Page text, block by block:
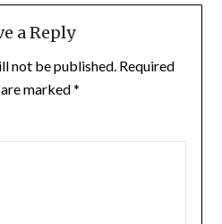
a Reply
not be published. Required
marked*